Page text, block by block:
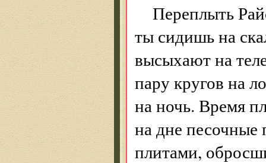
Переплыть
ты сидишь на
высыхают на
пару кругов на
на ночь. Время
на дне
плитами,